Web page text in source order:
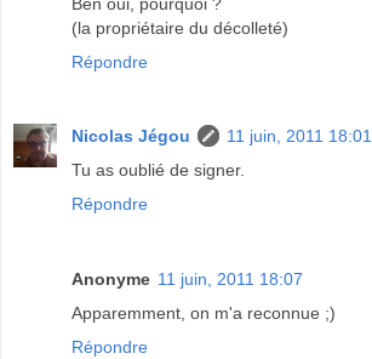
(la propriétaire du décolleté)
Répondre
Nicolas Jégou
11 juin, 2011 18:01
Tu as oublié de signer.
Répondre
Anonyme 11 juin, 2011 18:07
Apparemment, on m'a reconnue ;)
Répondre